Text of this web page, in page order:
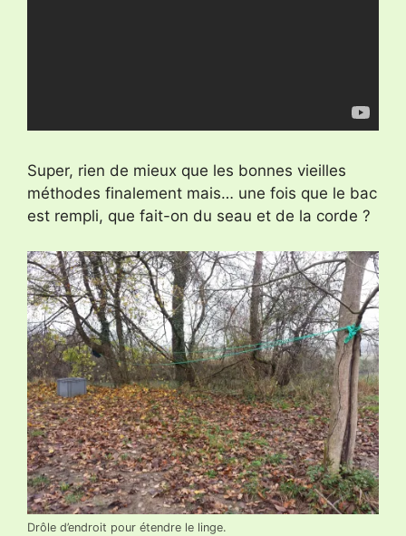
Super, rien de mieux que les bonnes vieilles
méthodes finalement mais… une fois que le bac
est rempli, que fait-on du seau et de la corde ?
Drôle d’endroit pour étendre le linge.